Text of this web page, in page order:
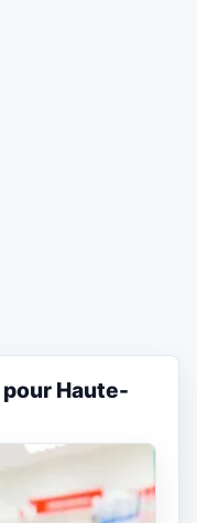
Haute-